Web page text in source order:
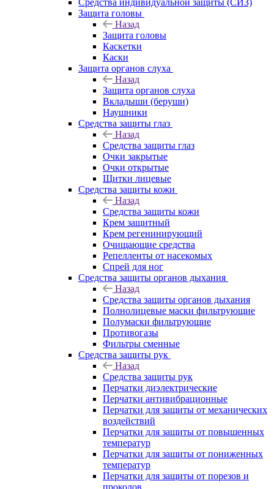
Средства индивидуальной защиты (СИЗ)
Защита головы
Назад
Защита головы
Каскетки
Каски
Защита органов слуха
Назад
Защита органов слуха
Вкладыши (беруши)
Наушники
Средства защиты глаз
Назад
Средства защиты глаз
Очки закрытые
Очки открытые
Щитки лицевые
Средства защиты кожи
Назад
Средства защиты кожи
Крем защитный
Крем регенинирующий
Очищающие средства
Репелленты от насекомых
Спрей для ног
Средства защиты органов дыхания
Назад
Средства защиты органов дыхания
Полнолицевые маски фильтрующие
Полумаски фильтрующие
Противогазы
Фильтры сменные
Средства защиты рук
Назад
Средства защиты рук
Перчатки диэлектрические
Перчатки антивибрационные
Перчатки для защиты от механических
воздействий
Перчатки для защиты от повышенных
температур
Перчатки для защиты от пониженных
температур
Перчатки для защиты от порезов и
проколов